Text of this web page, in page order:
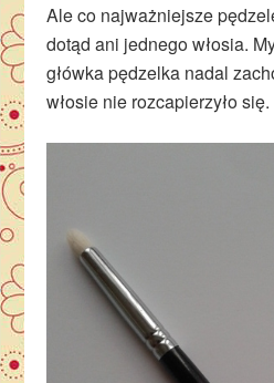
Ale co najważniejsze
dotąd ani jednego włosia.
główka pędzelka nadal
włosie nie rozcapierzyło się.